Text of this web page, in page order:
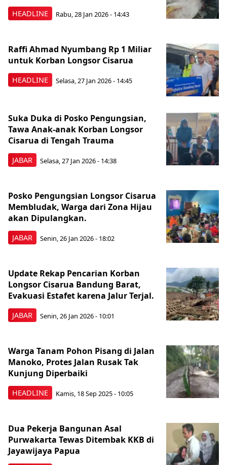
HEADLINE Rabu, 28 Jan 2026 - 14:43
HEADLINE
Raffi Ahmad Nyumbang Rp 1 Miliar
untuk Korban Longsor Cisarua
Selasa, 27 Jan 2026 - 14:45
JABAR
Suka Duka di Posko Pengungsian,
Tawa Anak-anak Korban Longsor
Cisarua di Tengah Trauma
Selasa, 27 Jan 2026 - 14:38
JABAR
Posko Pengungsian Longsor Cisarua
Membludak, Warga dari Zona Hijau
akan Dipulangkan.
Senin, 26 Jan 2026 - 18:02
JABAR
Update Rekap Pencarian Korban
Longsor Cisarua Bandung Barat,
Evakuasi Estafet karena Jalur Terjal.
Senin, 26 Jan 2026 - 10:01
HEADLINE
Warga Tanam Pohon Pisang di Jalan
Manoko, Protes Jalan Rusak Tak
Kunjung Diperbaiki
Kamis, 18 Sep 2025 - 10:05
Dua Pekerja Bangunan Asal
Purwakarta Tewas Ditembak KKB di
Jayawijaya Papua